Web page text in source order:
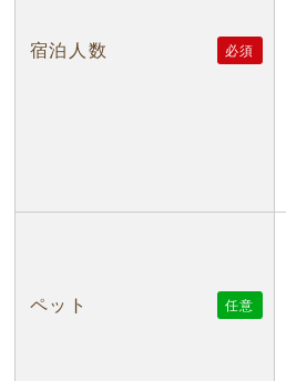
宿泊人数 必須
ペット 任意